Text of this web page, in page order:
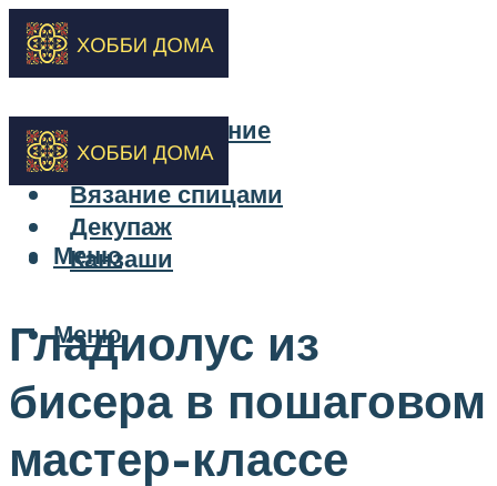
Бисероплетение
Вышивка
Вязание спицами
Декупаж
Канзаши
Меню
Меню
Гладиолус из
бисера в пошаговом
мастер-классе